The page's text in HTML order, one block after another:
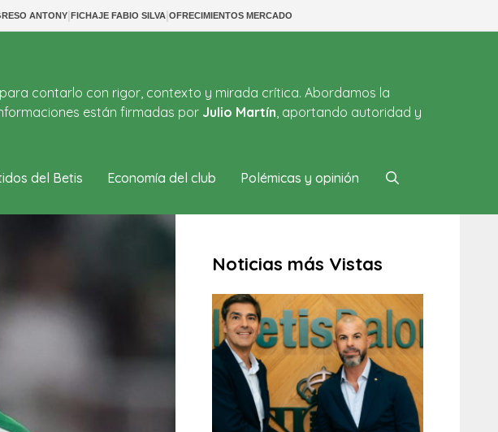
ANTONY|FICHAJE FABIO SILVA|OFRECIMIENTOS MERCADO
contarlo con rigor, contexto y mirada crítica. Abordamos la
están firmadas por Julio Martín, aportando autoridad y
del Betis Economía del club Polémicas y opinión
Noticias más Vistas